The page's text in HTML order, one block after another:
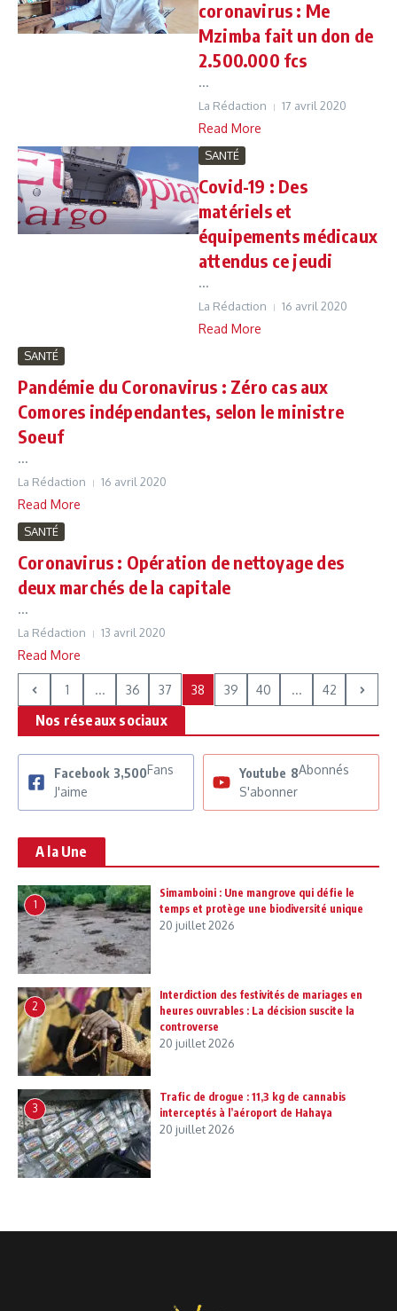
coronavirus : Me
Mzimba fait un don de
2.500.000 fcs
...
La Rédaction 17 avril 2020
Read More
SANTÉ
Covid-19 : Des
matériels et
équipements médicaux
attendus ce jeudi
...
La Rédaction 16 avril 2020
Read More
SANTÉ
Pandémie du Coronavirus : Zéro cas aux
Comores indépendantes, selon le ministre
Soeuf
...
La Rédaction 16 avril 2020
Read More
SANTÉ
Coronavirus : Opération de nettoyage des
deux marchés de la capitale
...
La Rédaction 13 avril 2020
Read More
1 ... 36 37 38 39 40 ... 42
Nos réseaux sociaux
Facebook 3,500Fans
J'aime
Youtube 8Abonnés
S'abonner
A la Une
1
Simamboini : Une mangrove qui défie le
temps et protège une biodiversité unique
20 juillet 2026
2
Interdiction des festivités de mariages en
heures ouvrables : La décision suscite la
controverse
20 juillet 2026
3
Trafic de drogue : 11,3 kg de cannabis
interceptés à l’aéroport de Hahaya
20 juillet 2026